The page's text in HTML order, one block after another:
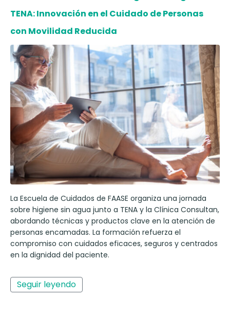
TENA: Innovación en el Cuidado de Personas
con Movilidad Reducida
La Escuela de Cuidados de FAASE organiza una jornada
sobre higiene sin agua junto a TENA y la Clínica Consultan,
abordando técnicas y productos clave en la atención de
personas encamadas. La formación refuerza el
compromiso con cuidados eficaces, seguros y centrados
en la dignidad del paciente.
Seguir leyendo